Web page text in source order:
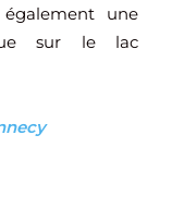
une
sur le lac